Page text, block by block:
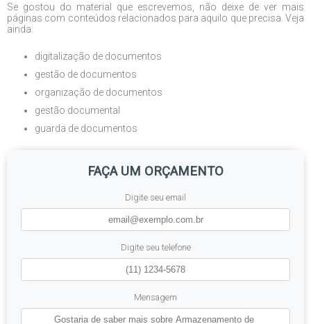
Se gostou do material que escrevemos, não deixe de ver mais
páginas com conteúdos relacionados para aquilo que precisa. Veja
ainda:
digitalização de documentos
gestão de documentos
organização de documentos
gestão documental
guarda de documentos
FAÇA UM ORÇAMENTO
Digite seu email
Digite seu telefone
Mensagem